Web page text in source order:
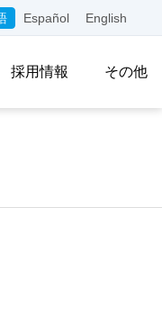
Español English
採用情報 その他